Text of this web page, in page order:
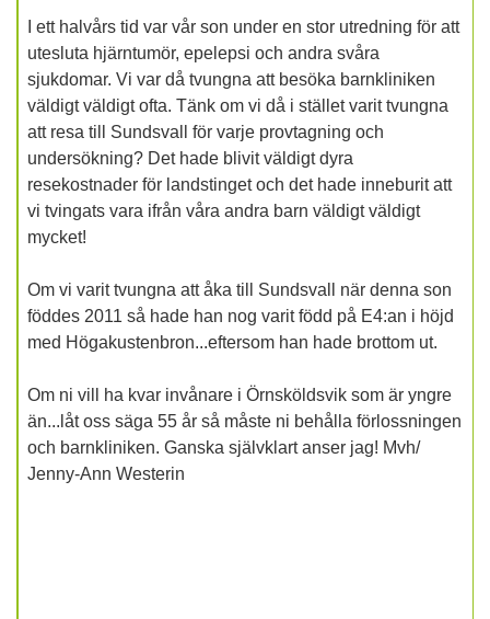
I ett halvårs tid var vår son under en stor utredning för att
utesluta hjärntumör, epelepsi och andra svåra
sjukdomar. Vi var då tvungna att besöka barnkliniken
väldigt väldigt ofta. Tänk om vi då i stället varit tvungna
att resa till Sundsvall för varje provtagning och
undersökning? Det hade blivit väldigt dyra
resekostnader för landstinget och det hade inneburit att
vi tvingats vara ifrån våra andra barn väldigt väldigt
mycket!
Om vi varit tvungna att åka till Sundsvall när denna son
föddes 2011 så hade han nog varit född på E4:an i höjd
med Högakustenbron...eftersom han hade brottom ut.
Om ni vill ha kvar invånare i Örnsköldsvik som är yngre
än...låt oss säga 55 år så måste ni behålla förlossningen
och barnkliniken. Ganska självklart anser jag! Mvh/
Jenny-Ann Westerin